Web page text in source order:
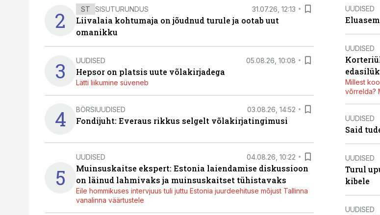
2 ST SISUTURUNDUS 31.07.26, 12:13
Liivalaia kohtumaja on jõudnud turule ja ootab uut
omanikku
3 UUDISED 05.08.26, 10:08
Hepsor on platsis uute võlakirjadega
Lätti liikumine süveneb
4 BÖRSIUUDISED 03.08.26, 14:52
Fondijuht: Everaus rikkus selgelt võlakirjatingimusi
5
UUDISED 04.08.26, 10:22
Muinsuskaitse ekspert: Estonia laiendamise diskussioon
on läinud lahmivaks ja muinsuskaitset tühistavaks
Eile hommikuses intervjuus tuli juttu Estonia juurdeehituse mõjust Tallinna
vanalinna väärtustele
UUDISED
UUDISED
Millest
võrrelda?
UUDISED
Said
UUDISED
Turul
kibele
UUDISED